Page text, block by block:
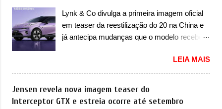
de Pequim, que aconteceu no primeiro
semestre. Na dianteira, o sedã conta com
faróis mais quadrados e compactos, com
Huracán Sterrato. E o modelo italiano tem
grande parte no desenvolvimento do Dune.
Baseado no Huracán, o Dune nasce com
apresentou com o Sterrato, mas com um
design ainda mais Mad Max – algo
característico da Rezvani. Junto com as
imagens, a marca já confirmou que o Dune
Lynk & Co divulga a primeira imagem oficial
em teaser da reestilização do 20 na China e
já antecipa mudanças que o modelo receberá
vai apresentar na China as primeiras
mudanças para o Z20, um misto de hatch
com SUV que é vendido no mercado chinês
desde o lançamento, em 2024. Agora, o
LEIA MAIS
Jensen revela nova imagem teaser do
Interceptor GTX e estreia ocorre até setembro